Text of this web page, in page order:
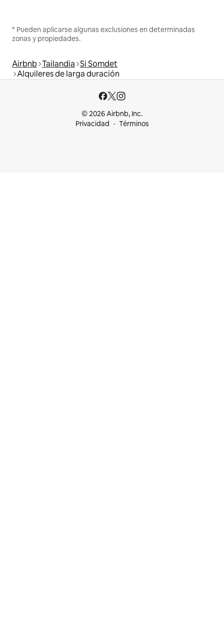
* Pueden aplicarse algunas exclusiones en determinadas
zonas y propiedades.
Airbnb Tailandia Si Somdet
Alquileres de larga duración
© 2026 Airbnb, Inc.
Privacidad
Términos